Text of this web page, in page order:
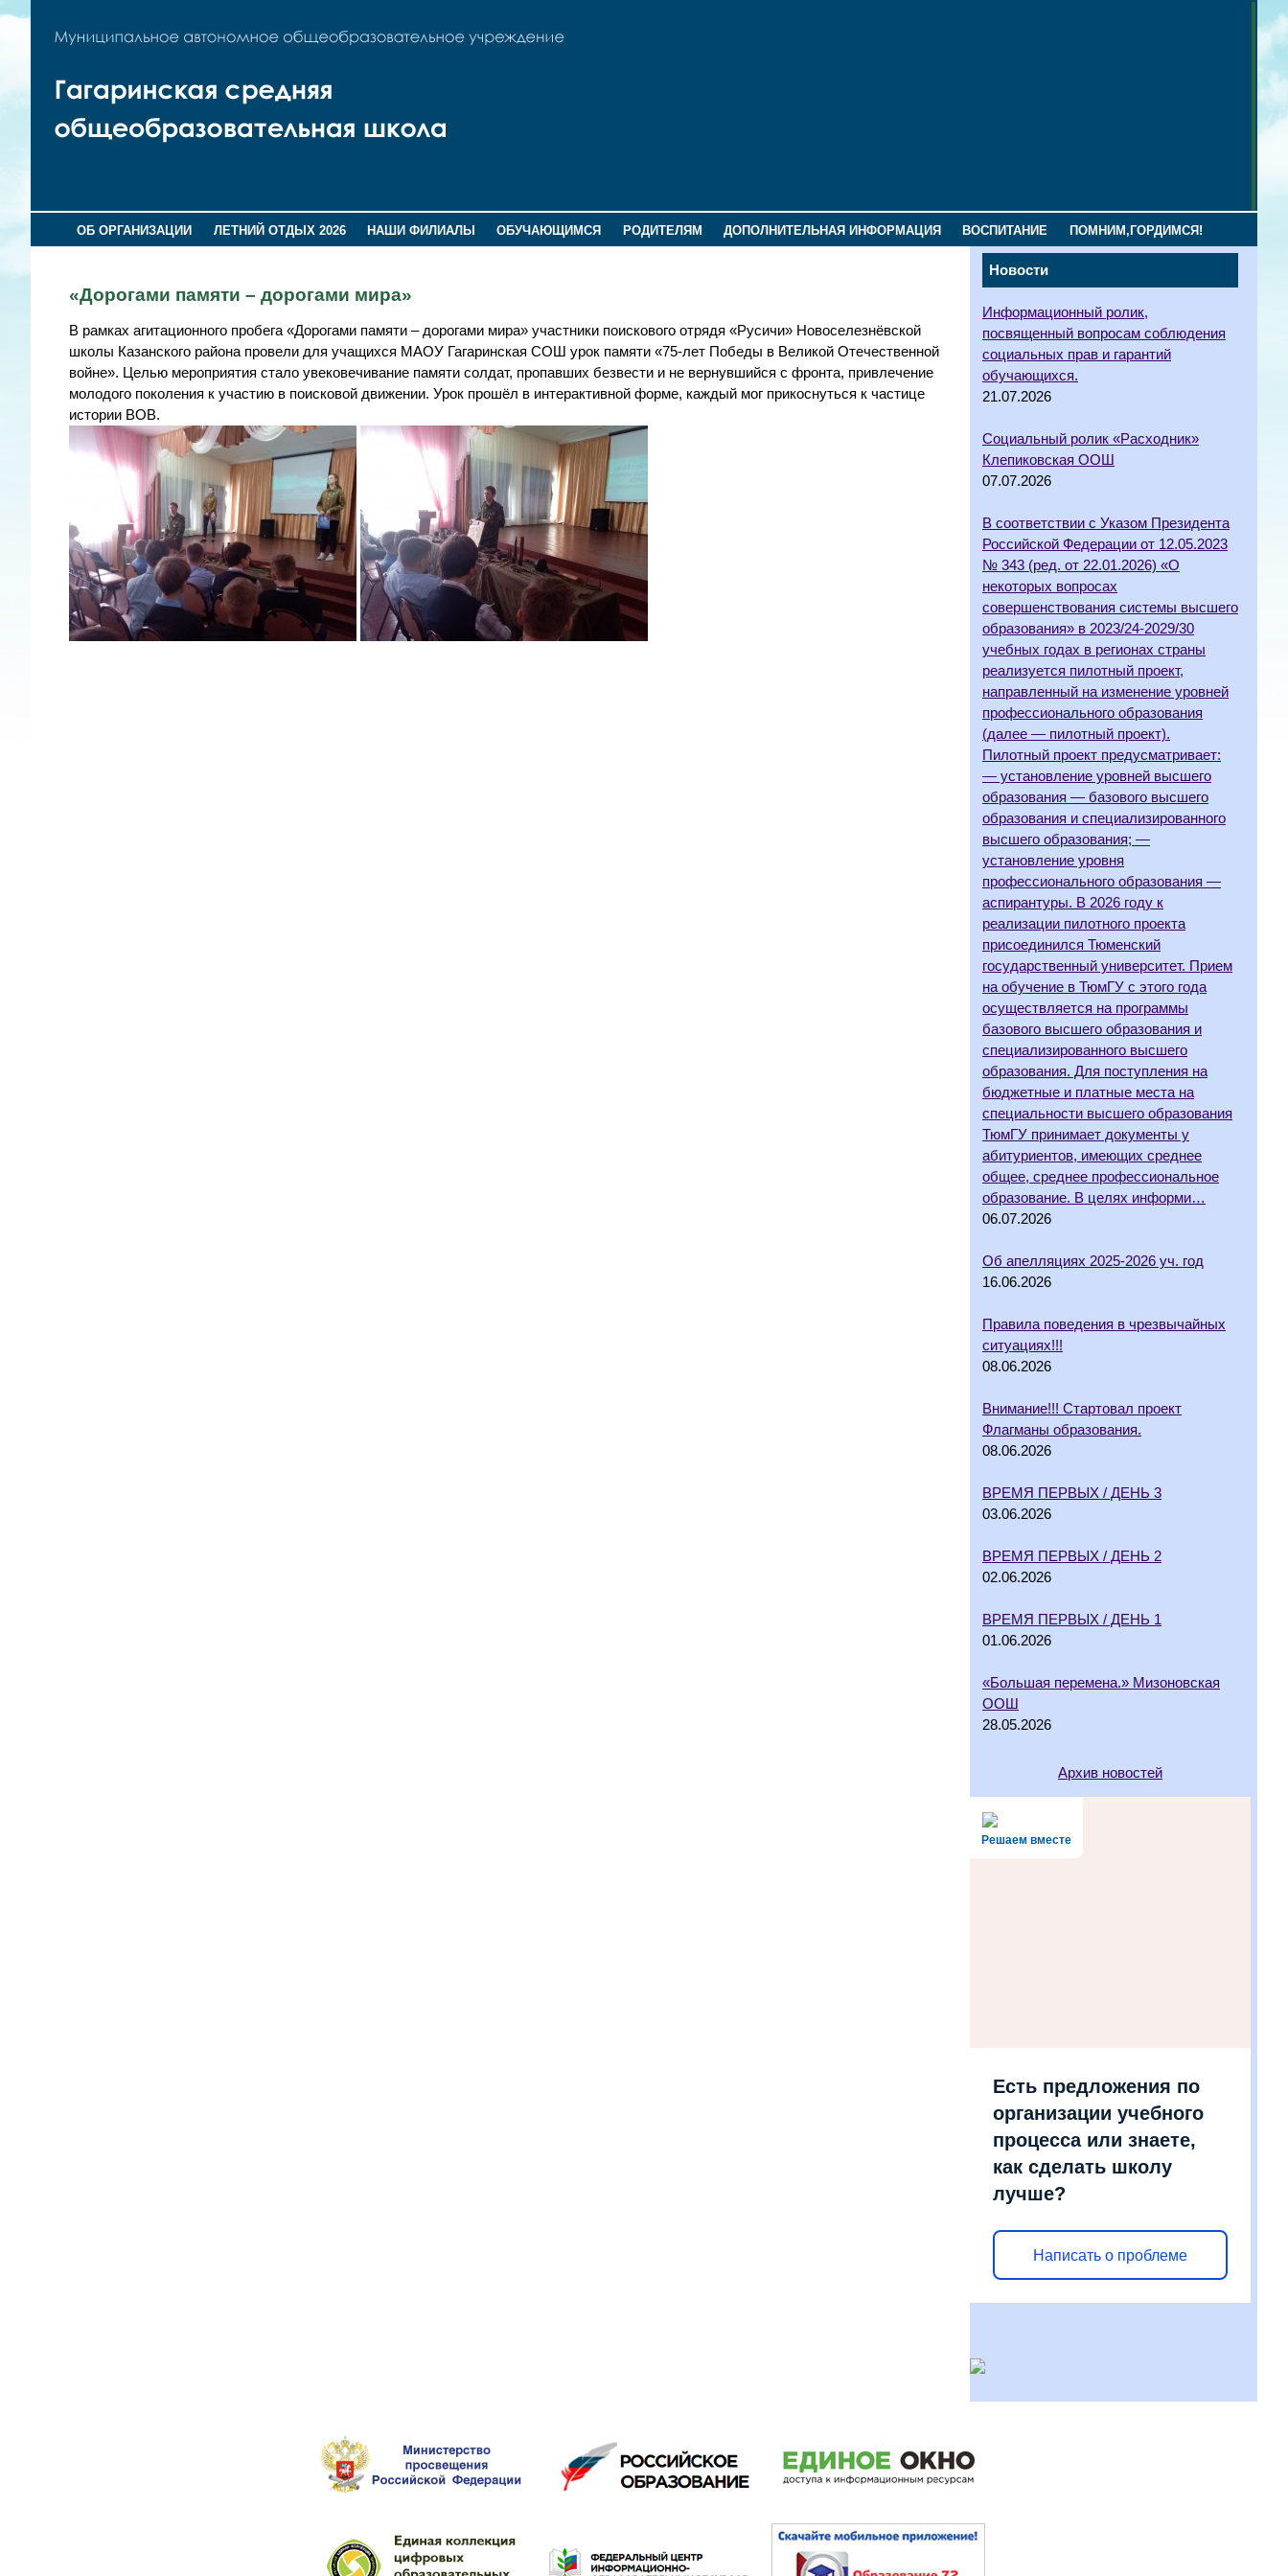
ОБ ОРГАНИЗАЦИИ ЛЕТНИЙ ОТДЫХ 2026 НАШИ ФИЛИАЛЫ ОБУЧАЮЩИМСЯ РОДИТЕЛЯМ ДОПОЛНИТЕЛЬНАЯ ИНФОРМАЦИЯ ВОСПИТАНИЕ ПОМНИМ,ГОРДИМСЯ!
Новости
Информационный ролик,
посвященный вопросам соблюдения
социальных прав и гарантий
обучающихся.
21.07.2026
Социальный ролик «Расходник»
Клепиковская ООШ
07.07.2026
В соответствии с Указом Президента
Российской Федерации от 12.05.2023
№ 343 (ред. от 22.01.2026) «О
некоторых вопросах
совершенствования системы высшего
образования» в 2023/24-2029/30
учебных годах в регионах страны
реализуется пилотный проект,
направленный на изменение уровней
профессионального образования
(далее — пилотный проект).
Пилотный проект предусматривает:
— установление уровней высшего
образования — базового высшего
образования и специализированного
высшего образования; —
установление уровня
профессионального образования —
аспирантуры. В 2026 году к
реализации пилотного проекта
присоединился Тюменский
государственный университет. Прием
на обучение в ТюмГУ с этого года
осуществляется на программы
базового высшего образования и
специализированного высшего
образования. Для поступления на
бюджетные и платные места на
специальности высшего образования
ТюмГУ принимает документы у
абитуриентов, имеющих среднее
общее, среднее профессиональное
образование. В целях информи…
06.07.2026
Об апелляциях 2025-2026 уч. год
16.06.2026
Правила поведения в чрезвычайных
ситуациях!!!
08.06.2026
Внимание!!! Стартовал проект
Флагманы образования.
08.06.2026
ВРЕМЯ ПЕРВЫХ / ДЕНЬ 3
03.06.2026
ВРЕМЯ ПЕРВЫХ / ДЕНЬ 2
02.06.2026
ВРЕМЯ ПЕРВЫХ / ДЕНЬ 1
01.06.2026
«Большая перемена.» Мизоновская
ООШ
28.05.2026
Архив новостей
Решаем вместе
Есть предложения по
организации учебного
процесса или знаете,
как сделать школу
лучше?
Написать о проблеме
«Дорогами памяти – дорогами мира»
В рамках агитационного пробега «Дорогами памяти – дорогами мира» участники поискового отрядя «Русичи» Новоселезнёвской
школы Казанского района провели для учащихся МАОУ Гагаринская СОШ урок памяти «75-лет Победы в Великой Отечественной
войне». Целью мероприятия стало увековечивание памяти солдат, пропавших безвести и не вернувшийся с фронта, привлечение
молодого поколения к участию в поисковой движении. Урок прошёл в интерактивной форме, каждый мог прикоснуться к частице
истории ВОВ.